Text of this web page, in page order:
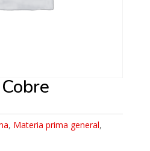
, Materia prima general,